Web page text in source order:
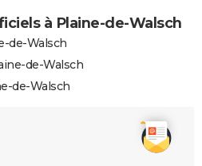
à Plaine-de-Walsch
de-Walsch
de-Walsch
de-Walsch